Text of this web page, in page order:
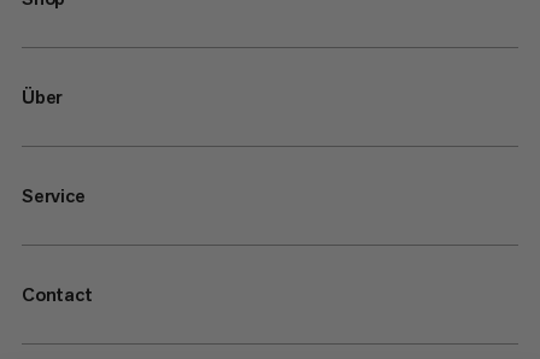
Über
Service
Contact